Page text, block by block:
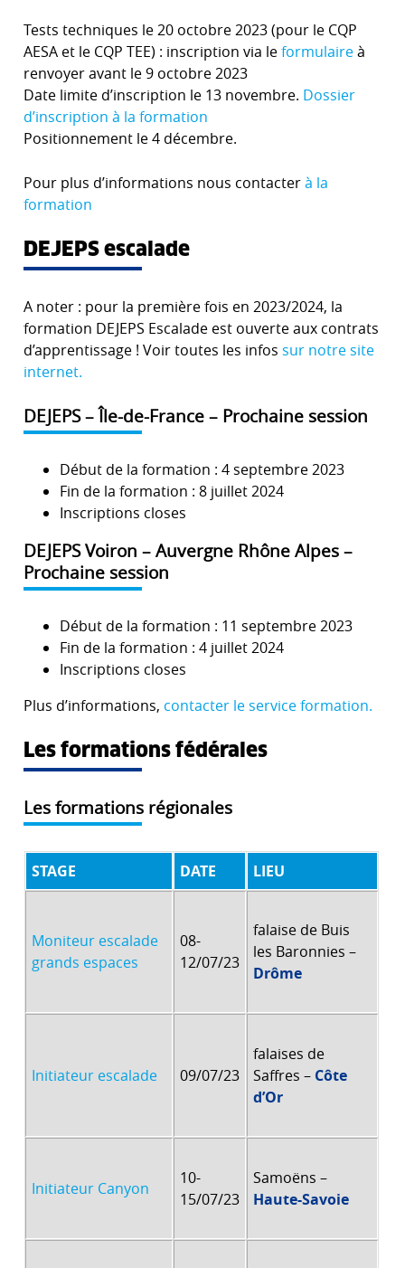
Tests techniques le 20 octobre 2023 (pour le CQP
AESA et le CQP TEE) : inscription via leformulaireà
renvoyer avant le 9 octobre 2023
Date limite d’inscription le 13 novembre. Dossier
d’inscription à la formation
Positionnement le 4 décembre.
Pour plus d’informations nous contacterà la
formation
DEJEPS escalade
A noter : pour la première fois en 2023/2024, la
formation DEJEPS Escalade est ouverte aux contrats
d’apprentissage ! Voir toutes les infos sur notre site
internet.
DEJEPS – Île-de-France – Prochaine session
Début de la formation : 4 septembre 2023
Fin de la formation : 8 juillet 2024
Inscriptions closes
DEJEPS Voiron – Auvergne Rhône Alpes –
Prochaine session
Début de la formation : 11 septembre 2023
Fin de la formation : 4 juillet 2024
Inscriptions closes
Plus d’informations, contacter le service formation.
Les formations fédérales
Les formations régionales
STAGE DATE LIEU
Moniteur escalade
grands espaces
08-
12/07/23
falaise de Buis
les Baronnies –
Drôme
Initiateur escalade 09/07/23
falaises de
Saffres – Côte
d’Or
Initiateur Canyon
10-
15/07/23
Samoëns –
Haute-Savoie